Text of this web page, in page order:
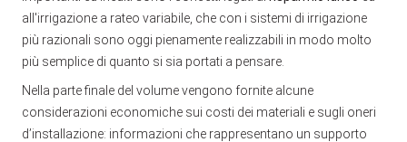
all'irrigazione a rateo variabile, che con i sistemi di irrigazione
più razionali sono oggi pienamente realizzabili in modo molto
più semplice di quanto si sia portati a pensare.
Nella parte finale del volume vengono fornite alcune
considerazioni economiche sui costi dei materiali e sugli oneri
d’installazione: informazioni che rappresentano un supporto